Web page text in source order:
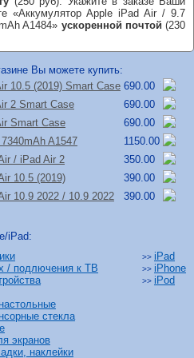
«Аккумулятор Apple iPad Air / 9.7
A1484» ускоренной почтой (230
Вы можете купить:
10.5 (2019) Smart Case 690.00
2 Smart Case
690.00
Smart Case
690.00
A1547
1150.00
/ iPad Air 2
350.00
10.5 (2019)
390.00
10.9 2022 / 10.9 2022 390.00
iPad:
/ подлючения к ТВ
стекла
экранов
наклейки
>> iPad
>> iPhone
>> iPod